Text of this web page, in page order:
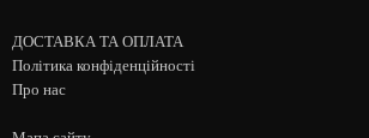
ДОСТАВКА ТА ОПЛАТА
Політика конфіденційності
Про нас